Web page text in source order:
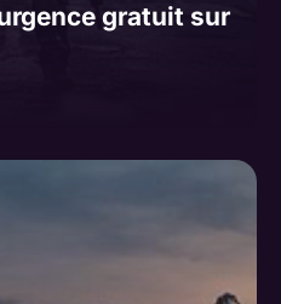
gratuit sur